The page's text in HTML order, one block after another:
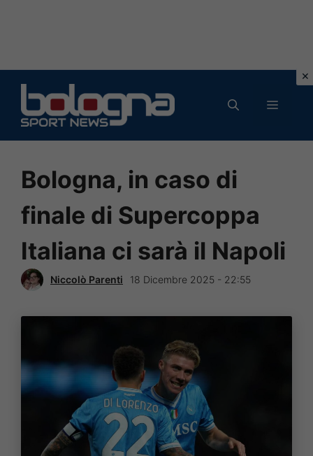
contenuto
MENU
Bologna, in caso di
finale di Supercoppa
Italiana ci sarà il Napoli
Niccolò Parenti 18 Dicembre 2025 - 22:55